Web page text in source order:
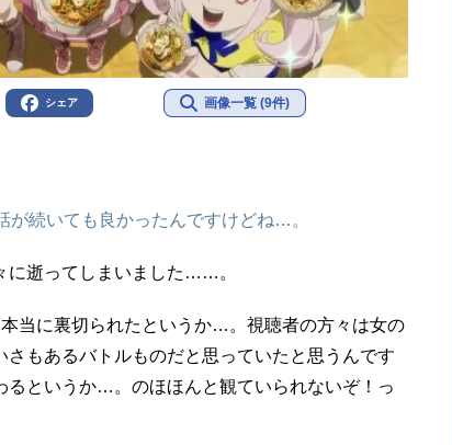
シェア 画像一覧 (9件)
続いても良かったんですけどね…。
に逝ってしまいました……。
当に裏切られたというか…。視聴者の方々は女の
もあるバトルものだと思っていたと思うんです
るというか…。のほほんと観ていられないぞ！っ